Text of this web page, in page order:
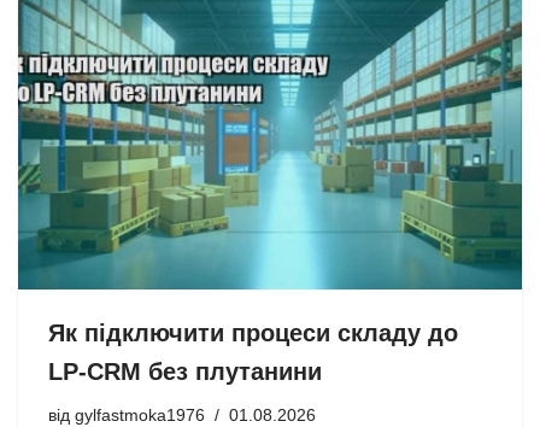
Як підключити процеси складу до
LP-CRM без плутанини
від gylfastmoka1976 01.08.2026